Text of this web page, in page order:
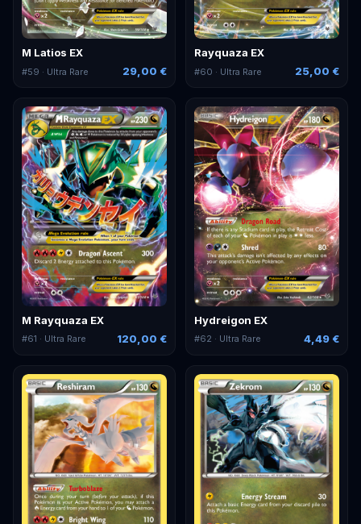
M Latios EX
#59 · Ultra Rare 29,00 €
Rayquaza EX
#60 · Ultra Rare 25,00 €
M Rayquaza EX
#61 · Ultra Rare 120,00 €
Hydreigon EX
#62 · Ultra Rare 4,49 €